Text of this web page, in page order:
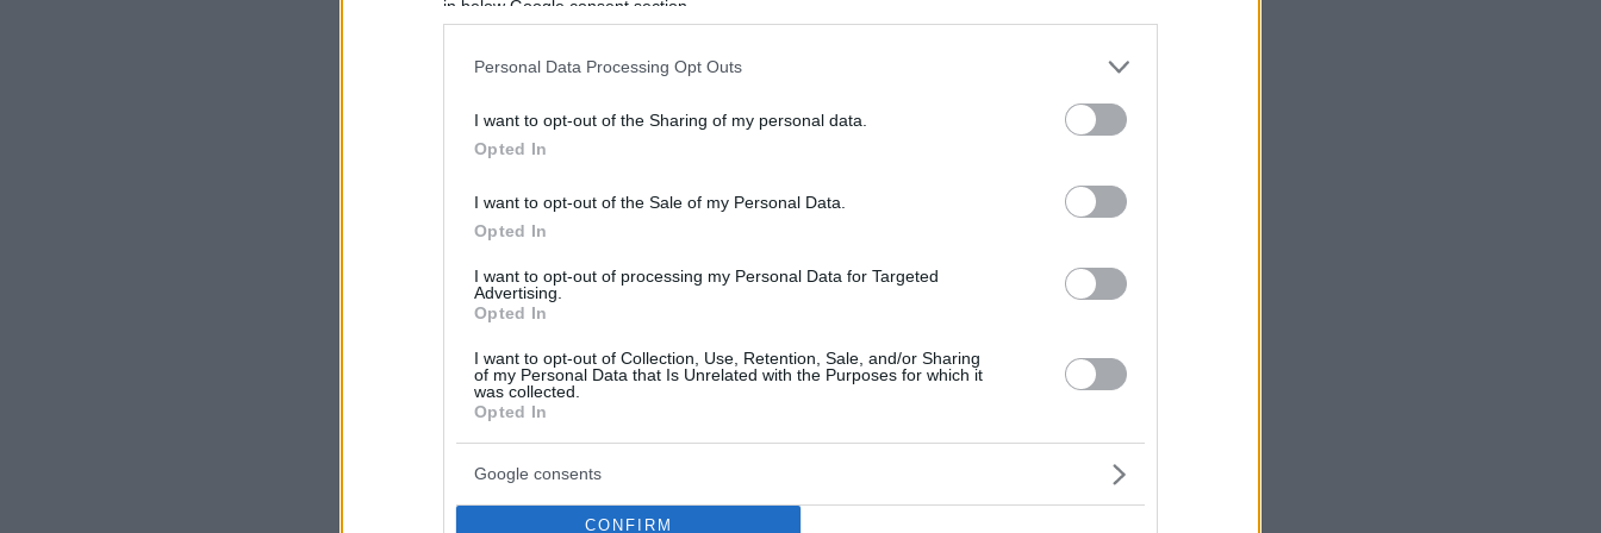
in below Google consent section.
Personal Data Processing Opt Outs
I want to opt-out of the Sharing of my personal data.
Opted In
I want to opt-out of the Sale of my Personal Data.
Opted In
I want to opt-out of processing my Personal Data for Targeted
Advertising.
Opted In
I want to opt-out of Collection, Use, Retention, Sale, and/or Sharing
of my Personal Data that Is Unrelated with the Purposes for which it
was collected.
Opted In
Google consents
CONFIRM